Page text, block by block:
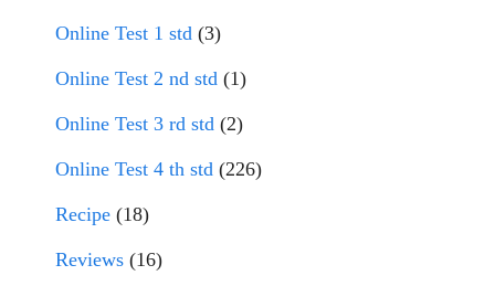
Online Test 1 std (3)
Online Test 2 nd std (1)
Online Test 3 rd std (2)
Online Test 4 th std (226)
Recipe (18)
Reviews (16)